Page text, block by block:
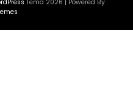
Tema 2026 | Powered By